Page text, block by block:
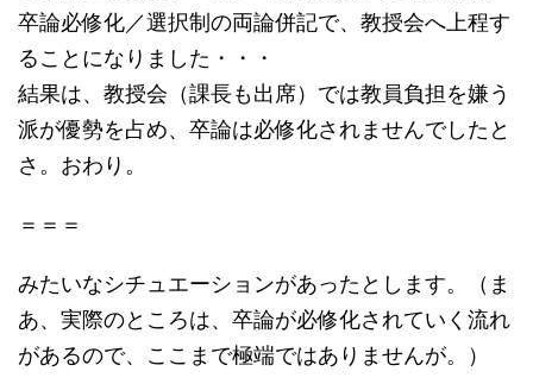
卒論必修化／選択制の両論併記で、教授会へ上程す
ることになりました・・・
結果は、教授会（課長も出席）では教員負担を嫌う
派が優勢を占め、卒論は必修化されませんでしたと
さ。おわり。
＝＝＝
みたいなシチュエーションがあったとします。（ま
あ、実際のところは、卒論が必修化されていく流れ
があるので、ここまで極端ではありませんが。）